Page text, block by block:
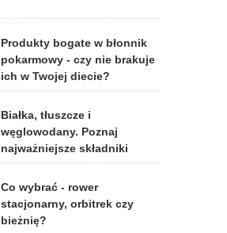
Produkty bogate w błonnik
pokarmowy - czy nie brakuje
ich w Twojej diecie?
Białka, tłuszcze i
węglowodany. Poznaj
najważniejsze składniki
Co wybrać - rower
stacjonarny, orbitrek czy
bieżnię?